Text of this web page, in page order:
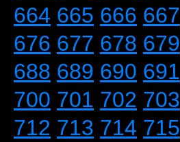
664 665 666 667
676 677 678 679
688 689 690 691
700 701 702 703
712 713 714 715